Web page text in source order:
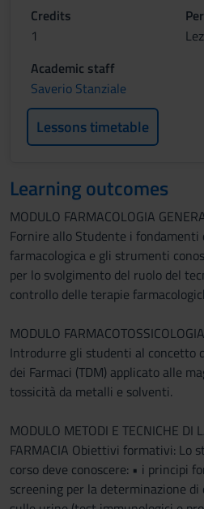
Credits
1
Academic staff
Saverio Stanziale
Lessons timetable
Learning outcomes
MODULO FARMACOLOGIA
Fornire allo Studente i fondamenti
farmacologica e gli strumenti
per lo svolgimento del ruolo del
controllo delle terapie
MODULO
Introdurre gli studenti al concetto
dei Farmaci (TDM) applicato alle
tossicità da metalli e solventi.
MODULO METODI E TECNICHE DI
FARMACIA Obiettivi formativi: Lo
corso deve conoscere: • i principi
screening per la determinazione di